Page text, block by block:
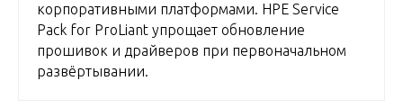
корпоративными платформами. HPE Service
Pack for ProLiant упрощает обновление
прошивок и драйверов при первоначальном
развёртывании.